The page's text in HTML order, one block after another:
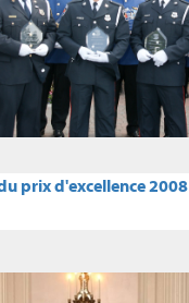
prix d'excellence 2008